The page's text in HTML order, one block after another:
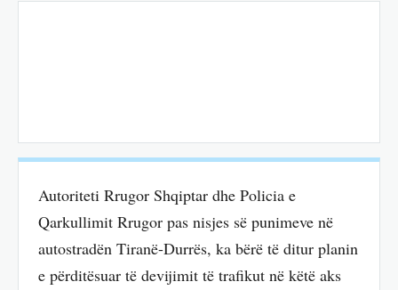
Autoriteti Rrugor Shqiptar dhe Policia e
Qarkullimit Rrugor pas nisjes së punimeve në
autostradën Tiranë-Durrës, ka bërë të ditur planin
e përditësuar të devijimit të trafikut në këtë aks